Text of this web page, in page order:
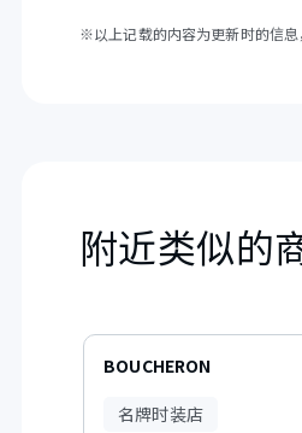
※以上记载的内容为更新时的信息
附近类似的
6
BOUCHERON
名牌时装店